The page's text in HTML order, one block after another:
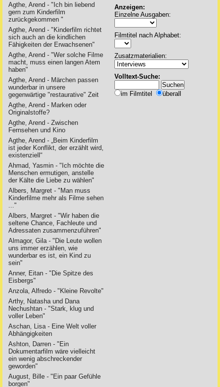
Agthe, Arend - "Ich bin liebend
gern zum Kinderfilm
zurückgekommen "
Agthe, Arend - "Kinderfilm richtet
sich auch an die kindlichen
Fähigkeiten der Erwachsenen"
Agthe, Arend - "Wer solche Filme
macht, muss einen langen Atem
haben"
Agthe, Arend - Märchen passen
wunderbar in unsere
gegenwärtige "restaurative" Zeit
Agthe, Arend - Marken oder
Originalstoffe?
Agthe, Arend - Zwischen
Fernsehen und Kino
Agthe, Arend - „Beim Kinderfilm
ist jeder Konflikt, der erzählt wird,
existenziell“
Ahmad, Yasmin - "Ich möchte die
Menschen ermutigen, anstelle
der Kälte die Liebe zu wählen"
Albers, Margret - "Man muss
Kinderfilme mehr als Filme sehen
..."
Albers, Margret - "Wir haben die
seltene Chance, Fachleute und
Adressaten zusammenzuführen"
Almagor, Gila - "Die Leute wollen
uns immer erzählen, wie
wunderbar es ist, ein Kind zu
sein"
Anner, Eitan - "Die Spitze des
Eisbergs"
Anzola, Alfredo - "Kleine Revolte"
Arthy, Natasha und Dana
Nechushtan - "Stark, klug und
voller Leben"
Aschan, Lisa - Eine Welt voller
Abhängigkeiten
Ashton, Darren - "Ein
Dokumentarfilm wäre vielleicht
ein wenig abschreckender
geworden"
August, Bille - "Ein paar Gefühle
borgen"
Anzeigen:
Einzelne Ausgaben:
Filmtitel nach Alphabet:
Zusatzmaterialien:
Volltext-Suche:
im Filmtitel überall